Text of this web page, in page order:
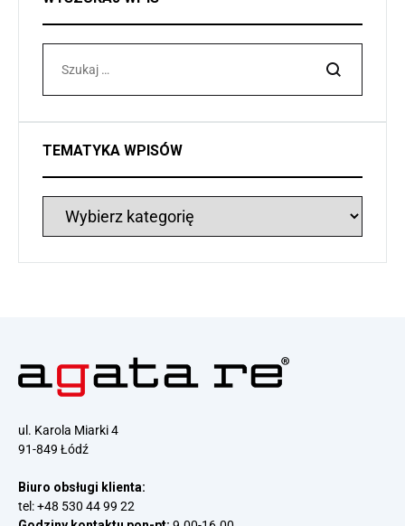
Szukaj
TEMATYKA WPISÓW
Tematyka
wpisów
ul. Karola Miarki 4
91-849 Łódź
Biuro obsługi klienta:
tel:+48 530 44 99 22